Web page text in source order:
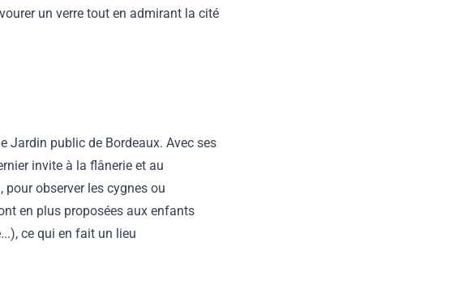
un verre tout en admirant la cité
Jardin public de Bordeaux. Avec ses
invite à la flânerie et au
pour observer les cygnes ou
en plus proposées aux enfants
ce qui en fait un lieu